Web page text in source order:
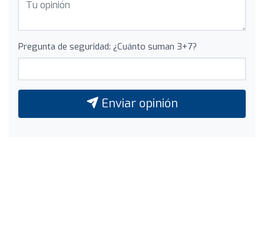
Pregunta de seguridad: ¿Cuánto suman 3+7?
Enviar opinión